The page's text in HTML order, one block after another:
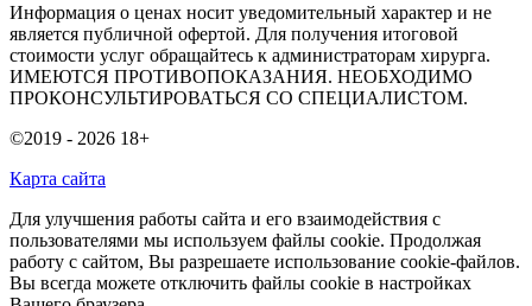
Информация о ценах носит уведомительный характер и не
является публичной офертой. Для получения итоговой
стоимости услуг обращайтесь к администраторам хирурга.
ИМЕЮТСЯ ПРОТИВОПОКАЗАНИЯ. НЕОБХОДИМО
ПРОКОНСУЛЬТИРОВАТЬСЯ СО СПЕЦИАЛИСТОМ.
©2019 - 2026 18+
Карта сайта
Для улучшения работы сайта и его взаимодействия с
пользователями мы используем файлы cookie. Продолжая
работу с сайтом, Вы разрешаете использование cookie-файлов.
Вы всегда можете отключить файлы cookie в настройках